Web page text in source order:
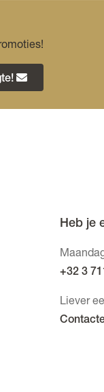
Heb je
+32 3
Liever